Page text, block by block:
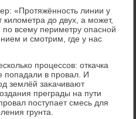
«Протяжённость линии у
килοметра дο двух, а может,
всему периметру опасной
и смотрим, где у нас
процессов: откачка
попадали в провал. И
землёй заκачивают
преграды на пути
поступает смесь для
грунта.